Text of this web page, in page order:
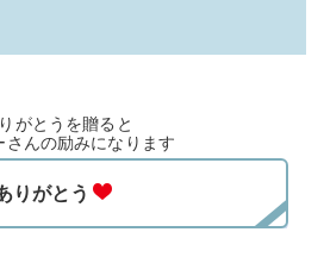
がとうを贈ると
さんの励みになります